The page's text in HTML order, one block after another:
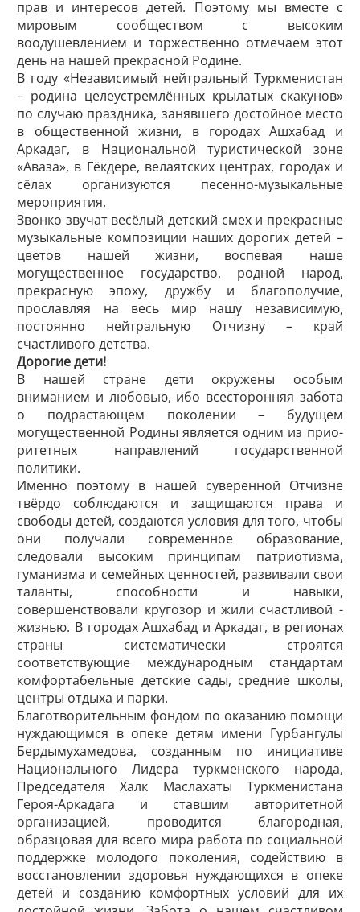
прав и интересов детей. Поэтому мы вместе с
мировым сообществом с высоким
воодушевлением и торжественно отмечаем этот
день на нашей прекрасной Родине.
В году «Независимый нейтральный Туркменистан
– родина целе­устремлённых крылатых скакунов»
по случаю праздника, занявшего достойное место
в общественной жизни, в городах Ашхабад и
Аркадаг, в Национальной туристической зоне
«Аваза», в Гёкдере, велаятских центрах, городах и
сёлах организуются песенно-музыкальные
мероприятия.
Звонко звучат весёлый детский смех и прекрасные
музыкальные композиции наших дорогих детей –
цветов нашей жизни, воспевая наше
могущественное государство, родной народ,
прекрасную эпоху, дружбу и благополучие,
прославляя на весь мир нашу независимую,
постоянно нейтральную Отчизну – край
счастливого детства.
Дорогие дети!
В нашей стране дети окружены особым
вниманием и любовью, ибо всесторонняя забота
о подрастающем поколении – будущем
могущественной Родины является одним из прио­
ритетных направлений государственной
политики.
Именно поэтому в нашей суверенной Отчизне
твёрдо соблюдаются и защищаются права и
свободы детей, создаются условия для того, чтобы
они получали современное образование,
следовали высоким принципам патриотизма,
гуманизма и семейных ценностей, развивали свои
таланты, способности и навыки,
совершенствовали кругозор и жили счастливой ­
жизнью. В городах Ашхабад и Аркадаг, в регио­нах
страны систематически строятся
соответствующие международным стандартам
комфортабельные детские сады, средние школы,
центры отдыха и парки.
Благотворительным фондом по оказанию помощи
нуждающимся в опеке детям имени Гурбангулы
Бердымухамедова, созданным по инициативе
Национального Лидера туркменского народа,
Председателя Халк Маслахаты Туркменистана
Героя-Аркадага и ставшим авторитетной
организацией, проводится благородная,
образцовая для всего мира работа по социальной
поддержке молодого поколения, содействию в
восстановлении здоровья нуждающихся в опеке
детей и созданию комфортных условий для их